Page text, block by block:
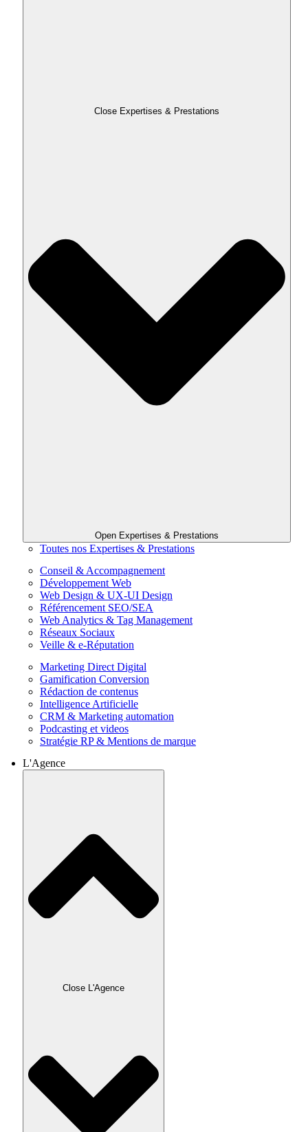
Close Expertises & Prestations
Open Expertises & Prestations
Toutes nos Expertises & Prestations
Conseil & Accompagnement
Développement Web
Web Design & UX-UI Design
Référencement SEO/SEA
Web Analytics & Tag Management
Réseaux Sociaux
Veille & e-Réputation
Marketing Direct Digital
Gamification Conversion
Rédaction de contenus
Intelligence Artificielle
CRM & Marketing automation
Podcasting et videos
Stratégie RP & Mentions de marque
L'Agence
Close L'Agence